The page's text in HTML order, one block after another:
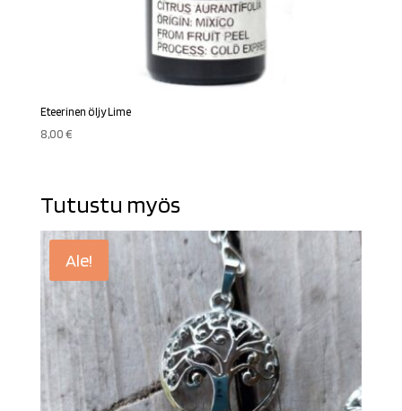
Eteerinen öljy Lime
8,00€
Tutustu myös
Ale!